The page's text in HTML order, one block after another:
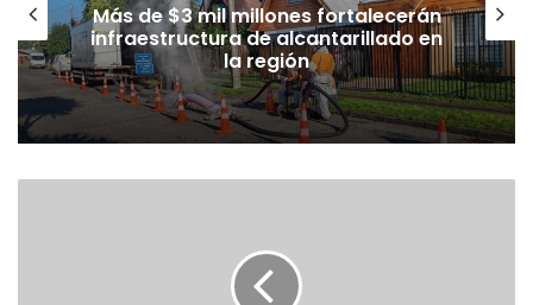
Más de $3 mil millones fortalecerán
infraestructura de alcantarillado en
la región